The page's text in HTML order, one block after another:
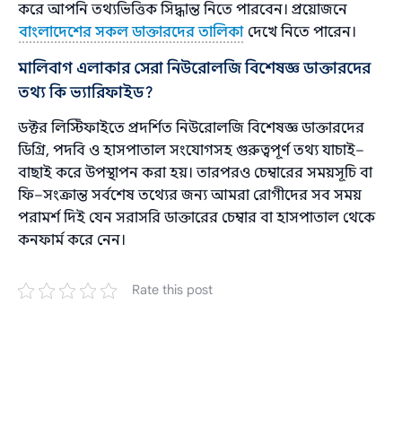
করে আপনি তথ্যভিত্তিক সিদ্ধান্ত নিতে পারবেন। প্রয়োজনে
বাংলাদেশের সকল ডাক্তারদের তালিকা দেখে নিতে পারেন।
মালিবাগ এলাকার সেরা নিউরোলজি বিশেষজ্ঞ ডাক্তারদের
তথ্য কি ভ্যারিফাইড?
ডক্টর লিস্টিফাইতে প্রদর্শিত নিউরোলজি বিশেষজ্ঞ ডাক্তারদের
ডিগ্রি, পদবি ও হাসপাতাল সংযোগসহ গুরুত্বপূর্ণ তথ্য যাচাই–
বাছাই করে উপস্থাপন করা হয়। তারপরও চেম্বারের সময়সূচি বা
ফি–সংক্রান্ত সর্বশেষ তথ্যের জন্য আমরা রোগীদের সব সময়
পরামর্শ দিই যেন সরাসরি ডাক্তারের চেম্বার বা হাসপাতাল থেকে
কনফার্ম করে নেন।
Rate this post